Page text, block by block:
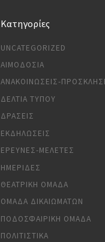
Kατηγορίες
UNCATEGORIZED
ΑΙΜΟΔΟΣΊΑ
ΑΝΑΚΟΙΝΏΣΕΙΣ-
ΔΕΛΤΊΑ ΤΎΠΟΥ
ΔΡΆΣΕΙΣ
ΕΚΔΗΛΏΣΕΙΣ
ΈΡΕΥΝΕΣ-ΜΕΛΈΤΕΣ
ΗΜΕΡΊΔΕΣ
ΘΕΑΤΡΙΚΉ ΟΜΆΔΑ
ΟΜΆΔΑ ΔΙΚΑΙΩΜΆΤΩΝ
ΠΟΔΟΣΦΑΙΡΙΚΉ ΟΜΆΔΑ
ΠΟΛΙΤΙΣΤΙΚΆ